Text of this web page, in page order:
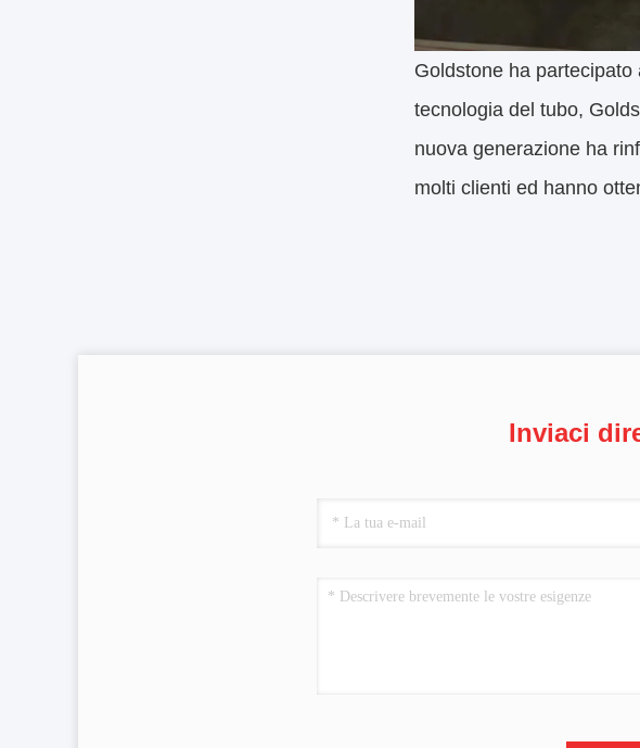
Goldstone ha
tecnologia del tubo,
nuova generazione ha
molti clienti ed hanno
Inviaci